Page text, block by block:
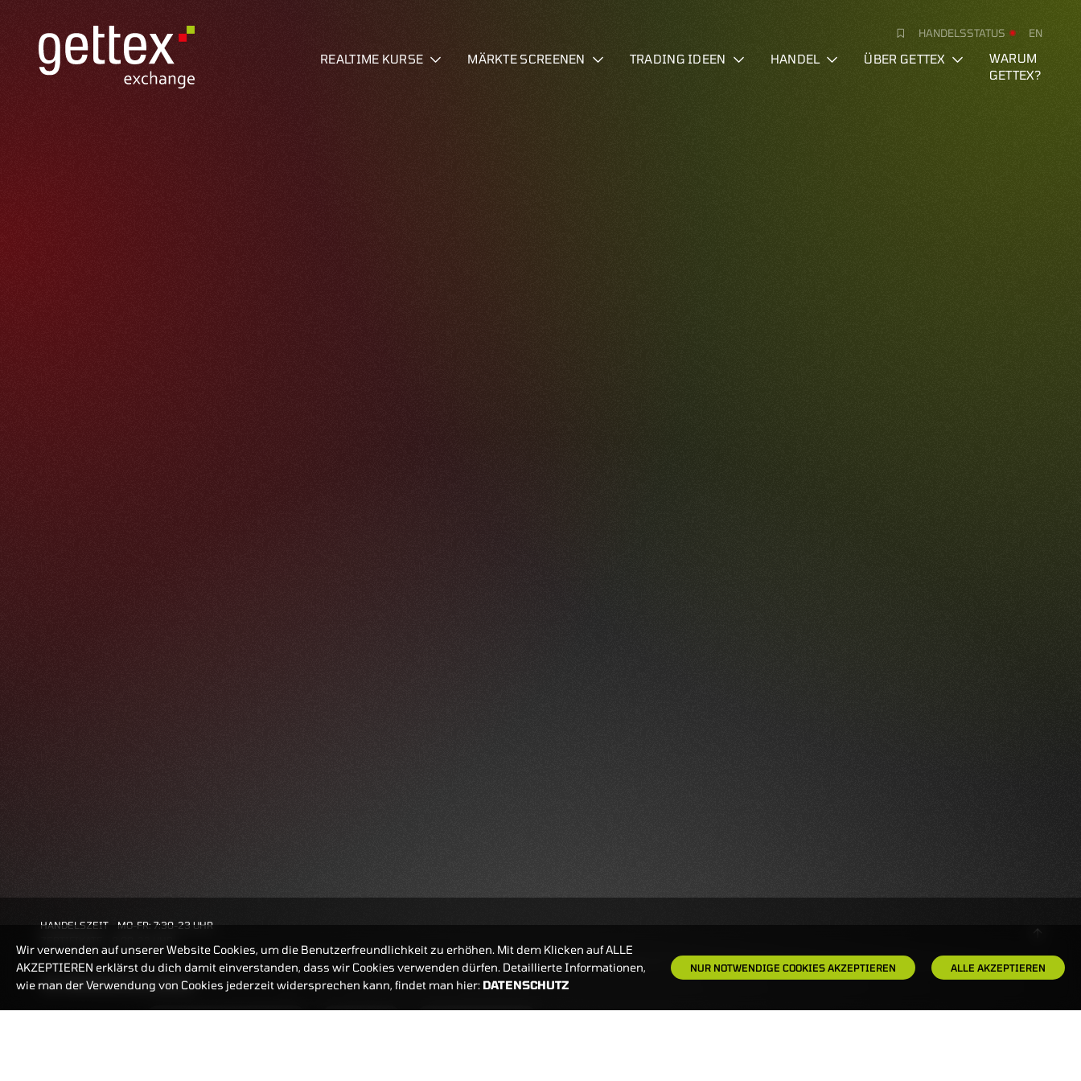
HANDELSSTATUS EN
REALTIME KURSE MÄRKTE SCREENEN TRADING IDEEN HANDEL ÜBER GETTEX
WARUM
GETTEX?
BANKEINSTELLUNGEN
HANDELSZEIT
MO-FR: 7:30-23 UHR
Wir verwenden auf unserer Website Cookies, um die Benutzerfreundlichkeit zu erhöhen. Mit dem Klicken auf ALLE
AKZEPTIEREN erklärst du dich damit einverstanden, dass wir Cookies verwenden dürfen. Detaillierte Informationen,
wie man der Verwendung von Cookies jederzeit widersprechen kann, findet man hier: DATENSCHUTZ
NUR NOTWENDIGE COOKIES AKZEPTIEREN ALLE AKZEPTIEREN